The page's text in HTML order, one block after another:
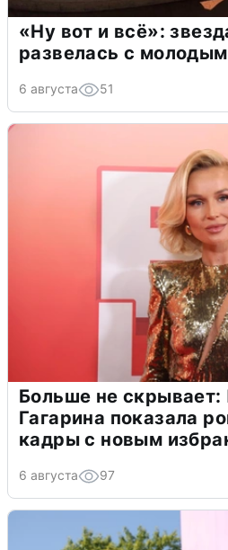
«Ну вот и всё»:
развелась с
6 августа 51
Больше не скрывает:
Гагарина показала
кадры с новым
6 августа 97